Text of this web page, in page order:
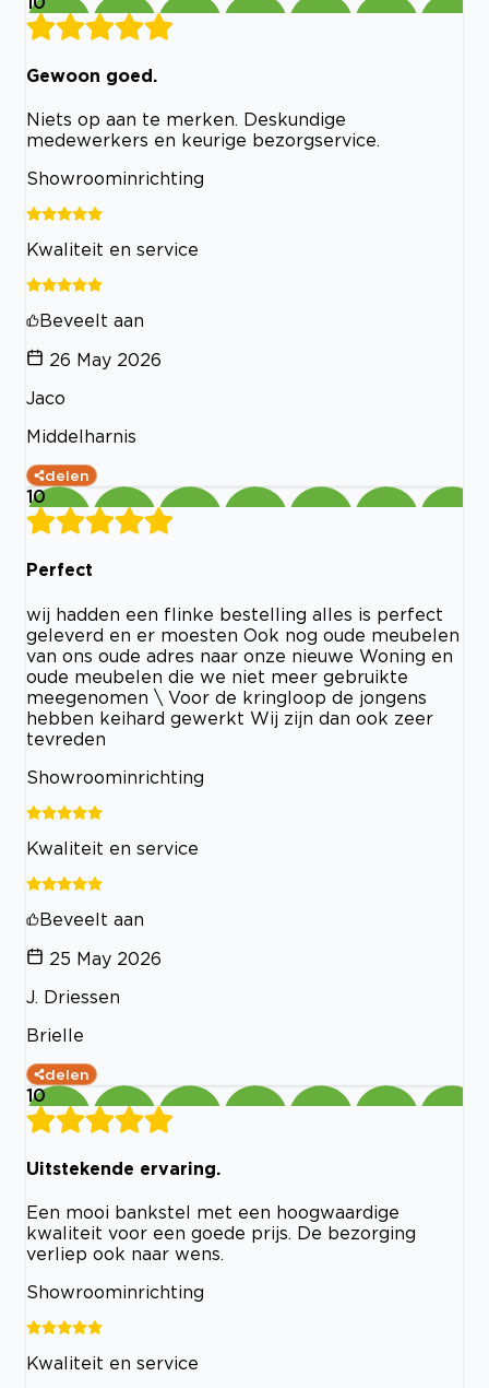
Gewoon goed.
Niets op aan te merken. Deskundige
medewerkers en keurige bezorgservice.
Showroominrichting
Kwaliteit en service
Beveelt aan
26 May 2026
Jaco
Middelharnis
delen
10
Perfect
wij hadden een flinke bestelling alles is perfect
geleverd en er moesten Ook nog oude meubelen
van ons oude adres naar onze nieuwe Woning en
oude meubelen die we niet meer gebruikte
meegenomen \ Voor de kringloop de jongens
hebben keihard gewerkt Wij zijn dan ook zeer
tevreden
Showroominrichting
Kwaliteit en service
Beveelt aan
25 May 2026
J. Driessen
Brielle
delen
10
Uitstekende ervaring.
Een mooi bankstel met een hoogwaardige
kwaliteit voor een goede prijs. De bezorging
verliep ook naar wens.
Showroominrichting
Kwaliteit en service